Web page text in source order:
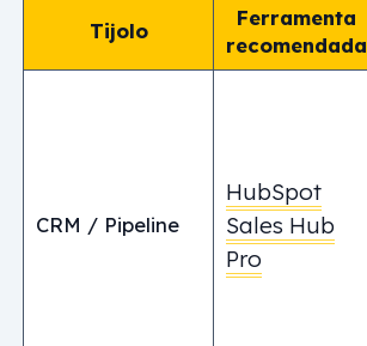
Tijolo
Ferramenta
recomendada
CRM / Pipeline
HubSpot
Sales Hub
Pro